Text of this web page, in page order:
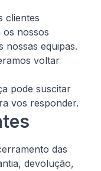
clientes
os nossos
nossas equipas.
voltar
pode suscitar
vos responder.
das
devolução,